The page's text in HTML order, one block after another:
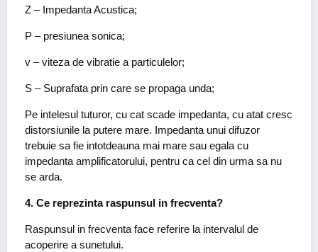
Z – Impedanta Acustica;
P – presiunea sonica;
v – viteza de vibratie a particulelor;
S – Suprafata prin care se propaga unda;
Pe intelesul tuturor, cu cat scade impedanta, cu atat cresc
distorsiunile la putere mare. Impedanta unui difuzor
trebuie sa fie intotdeauna mai mare sau egala cu
impedanta amplificatorului, pentru ca cel din urma sa nu
se arda.
4. Ce reprezinta raspunsul in frecventa?
Raspunsul in frecventa face referire la intervalul de
acoperire a sunetului.